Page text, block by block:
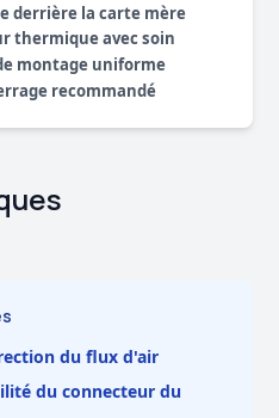
derrière la carte mère
thermique avec soin
montage uniforme
recommandé
du flux d'air
du connecteur du